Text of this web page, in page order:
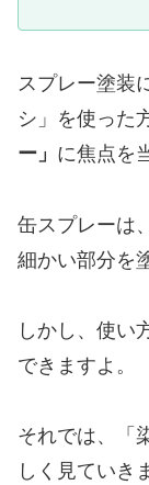
スプレー塗装
シ」を使った
ー」 に焦点を
缶スプレーは
細かい部分を
しかし、使い
できますよ。
それでは、「
しく見ていき